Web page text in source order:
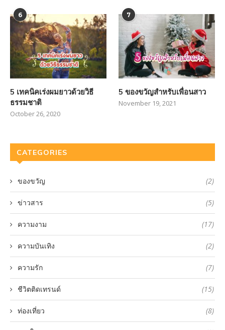
6
5 เทคนิคเร่งผมยาวด้วยวิธี
ธรรมชาติ
October 26, 2020
7
5 ของขวัญสำหรับเพื่อนสาว
November 19, 2021
CATEGORIES
ของขวัญ (2)
ข่าวสาร (5)
ความงาม (17)
ความบันเทิง (2)
ความรัก (7)
ชีวิตติดเทรนด์ (15)
ท่องเที่ยว (8)